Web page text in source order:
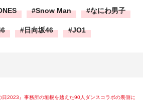
Snow Man なにわ男子
日向坂46 JO1
日2023』事務所の垣根を越えた90人ダンスコラボの裏側に